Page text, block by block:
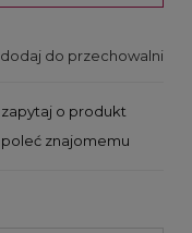
dodaj do przechowalni
zapytaj o produkt
poleć znajomemu